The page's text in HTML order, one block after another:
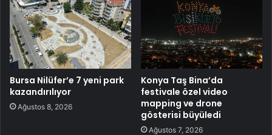
Bursa Nilüfer’e 7 yeni park
kazandırılıyor
Ağustos 8, 2026
Konya Taş Bina’da
festivale özel video
mapping ve drone
gösterisi büyüledi
Ağustos 7, 2026